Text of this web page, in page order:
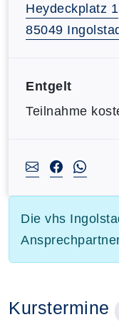
Heydeckplatz 1
85049
Entgelt
Teilnahme
Die vhs
Kurstermine